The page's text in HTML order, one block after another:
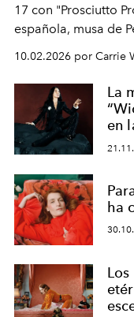
17 con "Prosciutto
española, musa de
Barcelona", ha
Estados Unidos. Su
dirigida por Maggie
10.02.2026 por Carrie
La
en
ha